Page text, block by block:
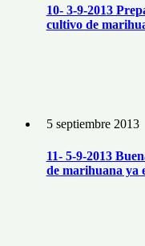
10- 3-9-2013
cultivo de
5 septiembre 2013
11- 5-9-2013
de marihuana ya